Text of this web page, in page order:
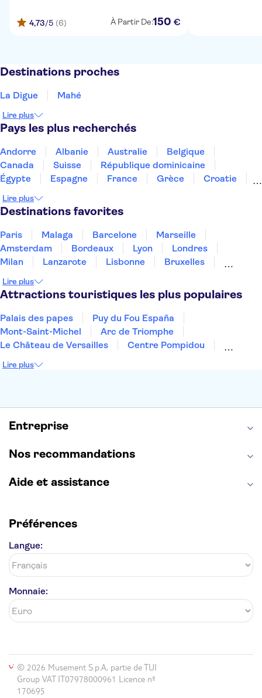
4,73/5 (6) À Partir De:150 €
Destinations proches
La Digue Mahé
Lire plus
Pays les plus recherchés
Andorre Albanie Australie
Belgique
Canada
Suisse
République dominicaine
Égypte
Espagne France Grèce
Croatie
Thaïlande
Tunisie
Lire plus
Destinations favorites
Paris Malaga Barcelone
Marseille
Amsterdam
Bordeaux Lyon
Londres
Milan
Lanzarote Lisbonne
Bruxelles
Dubai
Copenhague Minorque Montpellier
Lire plus
Attractions touristiques les plus populaires
Palais des papes
Puy du Fou España
Mont-Saint-Michel
Arc de Triomphe
Le Château de Versailles
Centre Pompidou
La Chapelle Sixtine
Opéra Garnier
Lire plus
Entreprise
Nos recommandations
Aide et assistance
Préférences
Langue:
Monnaie:
© 2026 Musement S.p.A, partie de TUI
Group VAT IT07978000961 Licence nº
170695